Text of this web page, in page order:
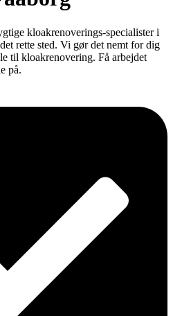
kloakrenoverings-specialister i
rette sted. Vi gør det nemt for dig
til kloakrenovering. Få arbejdet
på.